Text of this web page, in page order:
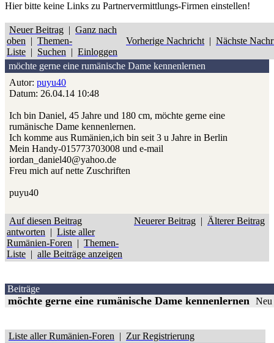
Hier bitte keine Links zu Partnervermittlungs-Firmen einstellen!
Neuer Beitrag | Ganz nach
oben | Themen-
Liste | Suchen | Einloggen
Vorherige Nachricht | Nächste
möchte gerne eine rumänische Dame kennenlernen
Autor: puyu40
Datum: 26.04.14 10:48
Ich bin Daniel, 45 Jahre und 180 cm, möchte gerne eine
rumänische Dame kennenlernen.
Ich komme aus Rumänien,ich bin seit 3 u Jahre in Berlin
Mein Handy-015773703008 und e-mail
iordan_daniel40@yahoo.de
Freu mich auf nette Zuschriften
puyu40
Auf diesen Beitrag
antworten | Liste aller
Rumänien-Foren | Themen-
Liste | alle Beiträge anzeigen
Neuerer Beitrag | Älterer Beitrag
Beiträge
möchte gerne eine rumänische Dame kennenlernen Neu
Liste aller Rumänien-Foren | Zur Registrierung